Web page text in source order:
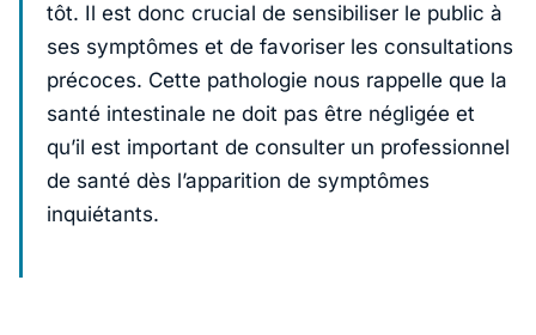
tôt. Il est donc crucial de sensibiliser le public à
ses symptômes et de favoriser les consultations
précoces. Cette pathologie nous rappelle que la
santé intestinale ne doit pas être négligée et
qu’il est important de consulter un professionnel
de santé dès l’apparition de symptômes
inquiétants.